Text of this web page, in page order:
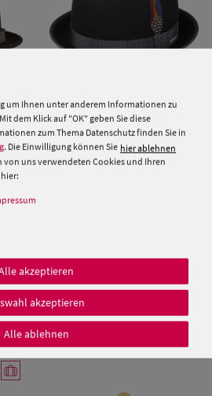
Stetson Diamond Porkpie
Cashmere-Wolle-Mix
um Ihnen unter anderem Informationen zu
dem Klick auf "OK" geben Sie diese
zum Thema Datenschutz finden Sie in
. Die Einwilligung können Sie hier ablehnen
uns verwendeten Cookies und Ihren
akzeptieren
akzeptieren
Alle ablehnen